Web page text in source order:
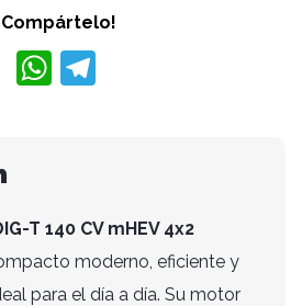
W
p
p
m
T 140 CV mHEV 4x2
moderno, eficiente y
para el día a día. Su motor